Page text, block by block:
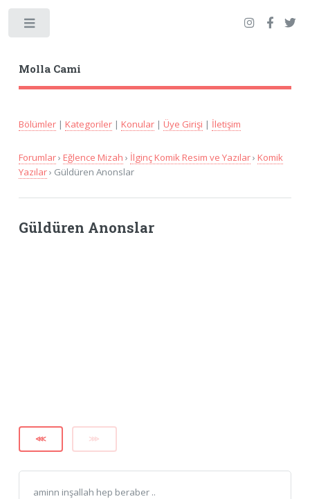
Molla Cami
Bölümler| Kategoriler| Konular| Üye Girişi | İletişim
Forumlar› Eğlence Mizah › İlginç Komik Resim ve Yazılar› Komik
Yazılar› Güldüren Anonslar
Güldüren Anonslar
⋘ ⋙
aminn inşallah hep beraber ..